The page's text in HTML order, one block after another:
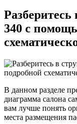
Разберитесь
340 с
В данном разделе
диаграмма салона
вам лучше понять
места размещения